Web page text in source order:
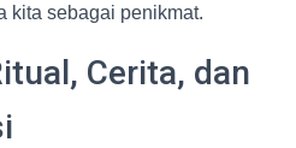
kita sebagai penikmat.
Cerita, dan